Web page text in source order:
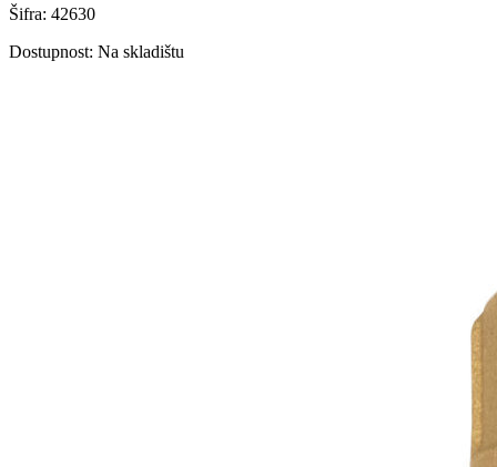
Šifra: 42630
Dostupnost: Na skladištu